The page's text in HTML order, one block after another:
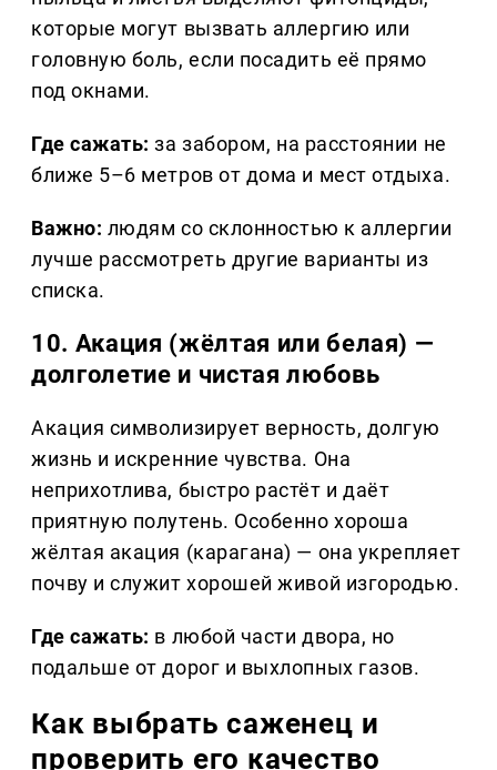
которые могут вызвать аллергию или
головную боль, если посадить её прямо
под окнами.
Где сажать: за забором, на расстоянии не
ближе 5–6 метров от дома и мест отдыха.
Важно: людям со склонностью к аллергии
лучше рассмотреть другие варианты из
списка.
10. Акация (жёлтая или белая) —
долголетие и чистая любовь
Акация символизирует верность, долгую
жизнь и искренние чувства. Она
неприхотлива, быстро растёт и даёт
приятную полутень. Особенно хороша
жёлтая акация (карагана) — она укрепляет
почву и служит хорошей живой изгородью.
Где сажать: в любой части двора, но
подальше от дорог и выхлопных газов.
Как выбрать саженец и
проверить его качество